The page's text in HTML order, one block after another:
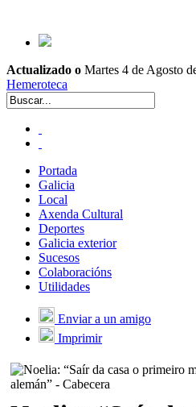
Actualizado o Martes 4 de Agosto
Hemeroteca
Portada
Galicia
Local
Axenda Cultural
Deportes
Galicia exterior
Sucesos
Colaboracións
Utilidades
Enviar a un amigo
Imprimir